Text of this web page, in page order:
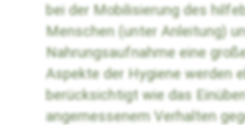
bei der Mobilisierung des
Menschen (unter Anleitung)
Nahrungsaufnahme eine
Aspekte der Hygiene werden
berücksichtigt wie das
angemessenem Verhalten